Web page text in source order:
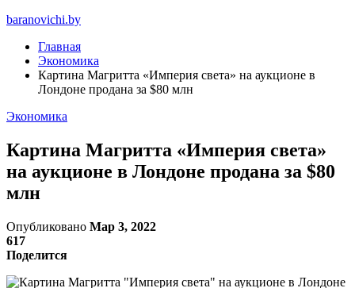
baranovichi.by
Главная
Экономика
Картина Магритта «Империя света» на аукционе в
Лондоне продана за $80 млн
Экономика
Картина Магритта «Империя света»
на аукционе в Лондоне продана за $80
млн
Опубликовано Мар 3, 2022
617
Поделится